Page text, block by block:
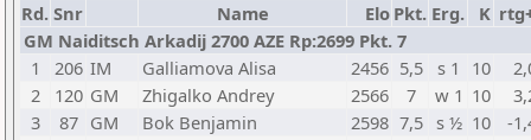
Rd. Snr Name Elo Pkt. Erg. K
GM Naiditsch Arkadij 2700 AZE Rp:2699 Pkt. 7
1
206 IM Galliamova Alisa 2456 5,5 s 1 10
2
120 GM Zhigalko Andrey 2566 7 w 1 10
3
87 GM Bok Benjamin 2598 7,5 s ½ 10
-